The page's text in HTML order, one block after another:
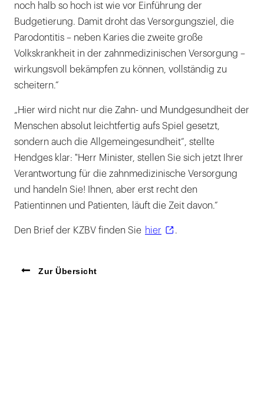
noch halb so hoch ist wie vor Einführung der
Budgetierung. Damit droht das Versorgungsziel, die
Parodontitis – neben Karies die zweite große
Volkskrankheit in der zahnmedizinischen Versorgung –
wirkungsvoll bekämpfen zu können, vollständig zu
scheitern.“
„Hier wird nicht nur die Zahn- und Mundgesundheit der
Menschen absolut leichtfertig aufs Spiel gesetzt,
sondern auch die Allgemeingesundheit“, stellte
Hendges klar: "Herr Minister, stellen Sie sich jetzt Ihrer
Verantwortung für die zahnmedizinische Versorgung
und handeln Sie! Ihnen, aber erst recht den
Patientinnen und Patienten, läuft die Zeit davon.“
Den Brief der KZBV finden Sie hier .
Zur Übersicht